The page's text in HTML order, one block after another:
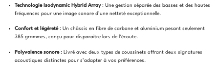
Technologie Isodynamic Hybrid Array: Une gestion séparée des basses et des hautes
fréquences pour une image sonore d’une netteté exceptionnelle.
Confort et légèreté: Un châssis en fibre de carbone et aluminium pesant seulement
385 grammes, conçu pour disparaître lors de l’écoute.
Polyvalence sonore: Livré avec deux types de coussinets offrant deux signatures
acoustiques distinctes pour s’adapter à vos préférences.